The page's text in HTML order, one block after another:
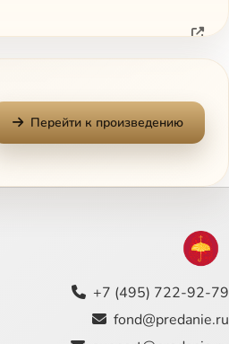
Перейти к произведению
+7 (495) 722-92-79
fond@predanie.ru